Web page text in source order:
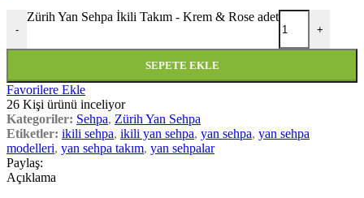
-
Zürih Yan Sehpa İkili Takım - Krem & Rose adet
+
SEPETE EKLE
Favorilere Ekle
26 Kişi ürünü inceliyor
Kategoriler: Sehpa, Zürih Yan Sehpa
Etiketler: ikili sehpa, ikili yan sehpa, yan sehpa, yan sehpa
modelleri, yan sehpa takım, yan sehpalar
Paylaş:
Açıklama